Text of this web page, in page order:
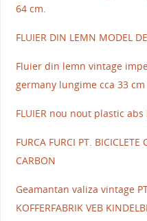
64 cm.
FLUIER DIN LEMN MODEL
Fluier din lemn vintage
germany lungime cca 33 cm
FLUIER nou nout plastic
FURCA FURCI PT.
CARBON
Geamantan valiza vintage
KOFFERFABRIK VEB